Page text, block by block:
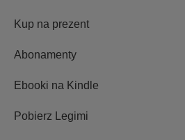
Kup na prezent
Abonamenty
Ebooki na Kindle
Pobierz Legimi